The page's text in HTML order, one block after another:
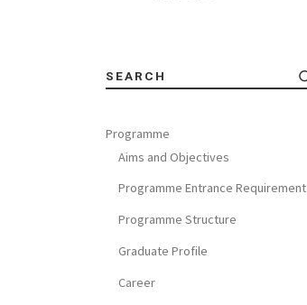
SEARCH
Programme
Aims and Objectives
Programme Entrance Requirement
Programme Structure
Graduate Profile
Career